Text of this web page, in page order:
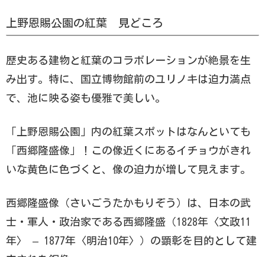
上野恩賜公園の紅葉 見どころ
歴史ある建物と紅葉のコラボレーションが絶景を生
み出す。特に、国立博物館前のユリノキは迫力満点
で、池に映る姿も優雅で美しい。
「上野恩賜公園」内の紅葉スポットはなんといても
「西郷隆盛像」！この像近くにあるイチョウがきれ
いな黄色に色づくと、像の迫力が増して見えます。
西郷隆盛像（さいごうたかもりぞう）は、日本の武
士・軍人・政治家である西郷隆盛（1828年〈文政11
年〉 – 1877年〈明治10年〉）の顕彰を目的として建